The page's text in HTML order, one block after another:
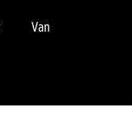
Van